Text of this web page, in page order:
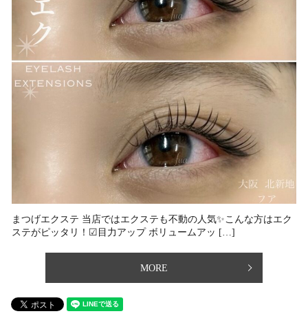
まつげエクステ 当店ではエクステも不動の人気✨⁡こんな方はエク
ステがピッタリ！⁡☑︎目力アップ ボリュームアッ […]
MORE